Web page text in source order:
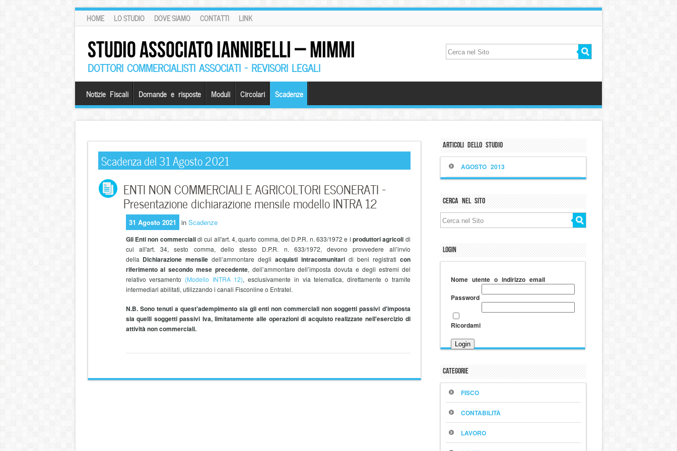
HOME LO STUDIO DOVE SIAMO CONTATTI LINK
STUDIO ASSOCIATO IANNIBELLI – MIMMI
DOTTORI COMMERCIALISTI ASSOCIATI – REVISORI LEGALI
Notizie Fiscali Domande e risposte Moduli Circolari Scadenze
Scadenza del 31 Agosto 2021
ENTI NON COMMERCIALI E AGRICOLTORI ESONERATI –
Presentazione dichiarazione mensile modello INTRA 12
31 Agosto 2021 in Scadenze
Gli Enti non commercialidi cui all'art. 4, quarto comma, del D.P.R. n. 633/1972 e i produttori agricoli di
cui all'art. 34, sesto comma, dello stesso D.P.R. n. 633/1972, devono provvedere all’invio
della Dichiarazione mensiledell’ammontare degliacquisti intracomunitaridi beni registrati con
riferimento al secondo mese precedente, dell’ammontare dell’imposta dovuta e degli estremi del
relativo versamento (Modello INTRA 12), esclusivamente in via telematica, direttamente o tramite
intermediari abilitati, utilizzando i canali Fisconline o Entratel.
N.B. Sono tenuti a quest'adempimento sia gli enti non commerciali non soggetti passivi d'imposta
sia quelli soggetti passivi Iva, limitatamente alle operazioni di acquisto realizzate nell'esercizio di
attività non commerciali.
Articoli dello Studio
AGOSTO 2013
Cerca nel sito
Login
Nome utente o indirizzo email
Password
Ricordami
Categorie
FISCO
CONTABILITÀ
LAVORO